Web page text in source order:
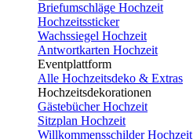
Briefumschläge Hochzeit
Hochzeitssticker
Wachssiegel Hochzeit
Antwortkarten Hochzeit
Eventplattform
Alle Hochzeitsdeko & Extras
Hochzeitsdekorationen
Gästebücher Hochzeit
Sitzplan Hochzeit
Willkommensschilder Hochzeit